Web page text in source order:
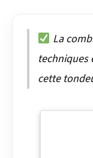
La
techniques
cette